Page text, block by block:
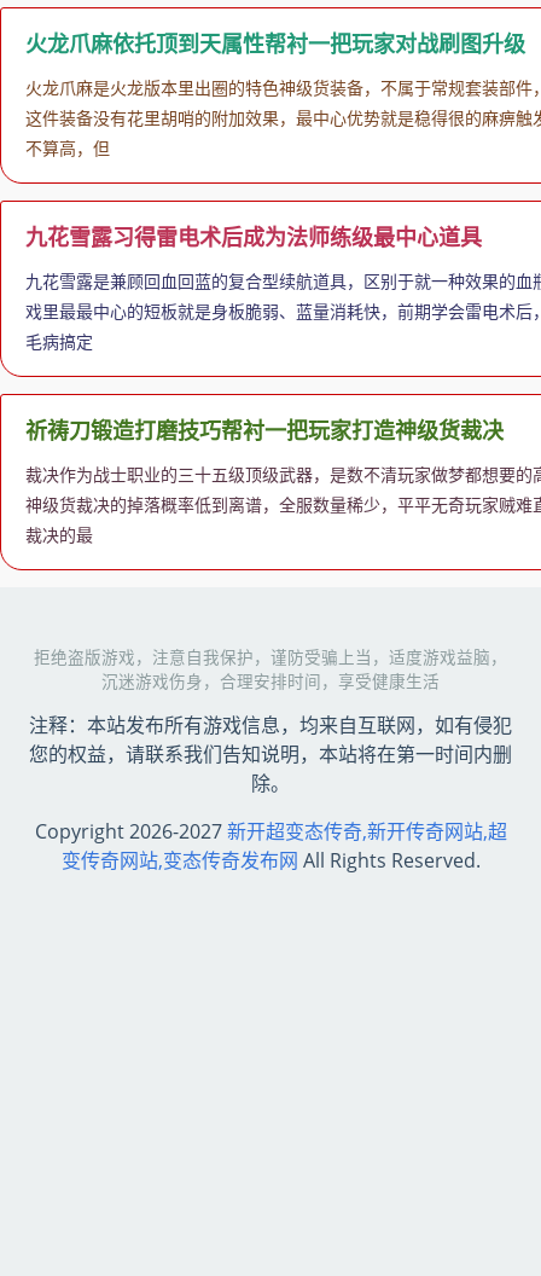
火龙爪麻依托顶到天属性帮衬一把玩家对战刷图升级
火龙爪麻是火龙版本里出圈的特色神级货装备，不属于常规套装部
这件装备没有花里胡哨的附加效果，最中心优势就是稳得很的麻痹
不算高，但
九花雪露习得雷电术后成为法师练级最中心道具
九花雪露是兼顾回血回蓝的复合型续航道具，区别于就一种效果的
戏里最最中心的短板就是身板脆弱、蓝量消耗快，前期学会雷电术
毛病搞定
祈祷刀锻造打磨技巧帮衬一把玩家打造神级货裁决
裁决作为战士职业的三十五级顶级武器，是数不清玩家做梦都想要
神级货裁决的掉落概率低到离谱，全服数量稀少，平平无奇玩家贼
裁决的最
拒绝盗版游戏，注意自我保护，谨防受骗上当，适度游戏益脑，
沉迷游戏伤身，合理安排时间，享受健康生活
注释：本站发布所有游戏信息，均来自互联网，如有侵犯
您的权益，请联系我们告知说明，本站将在第一时间内删
除。
Copyright 2026-2027新开超变态传奇,新开传奇网站,超
变传奇网站,变态传奇发布网 All Rights Reserved.